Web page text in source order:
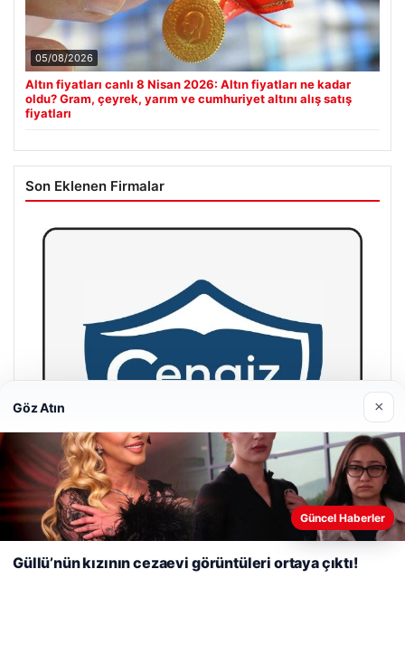
05/08/2026
Altın fiyatları canlı 8 Nisan 2026: Altın fiyatları ne kadar
oldu? Gram, çeyrek, yarım ve cumhuriyet altını alış satış
fiyatları
Son Eklenen Firmalar
Web sitemizi nasıl kullandığınızı daha iyi anlayabilmek,
deneyiminizi kişiselleştirmek ve geliştirmek amacıyla çerezler
kullanıyoruz.Çerez Politikamız
Reddet Kabul Et
Göz Atın ×
Güncel Haberler
Güllü’nün kızının cezaevi görüntüleri ortaya çıktı!